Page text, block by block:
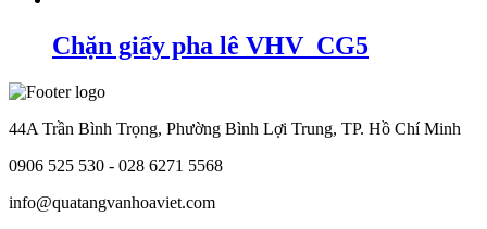
Chặn giấy pha lê VHV_CG5
44A Trần Bình Trọng, Phường Bình Lợi Trung, TP. Hồ Chí Minh
0906 525 530 - 028 6271 5568
info@quatangvanhoaviet.com